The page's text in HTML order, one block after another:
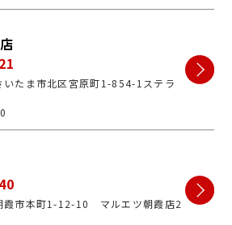
たま市北区宮原町1-854-1ステラ
市本町1-12-10 マルエツ朝霞店2